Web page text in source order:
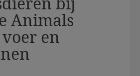
Animals
en